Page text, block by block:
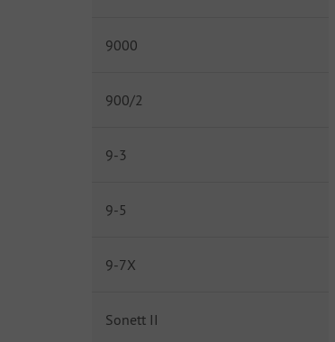
9000
900/2
9-3
9-5
9-7X
Sonett II